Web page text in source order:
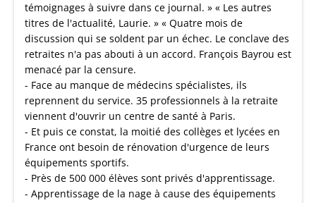
témoignages à suivre dans ce journal. » « Les autres
titres de l'actualité, Laurie. » « Quatre mois de
discussion qui se soldent par un échec. Le conclave des
retraites n'a pas abouti à un accord. François Bayrou est
menacé par la censure.
- Face au manque de médecins spécialistes, ils
reprennent du service. 35 professionnels à la retraite
viennent d'ouvrir un centre de santé à Paris.
- Et puis ce constat, la moitié des collèges et lycées en
France ont besoin de rénovation d'urgence de leurs
équipements sportifs.
- Près de 500 000 élèves sont privés d'apprentissage.
- Apprentissage de la nage à cause des équipements